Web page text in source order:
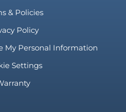
& Policies
Policy
My Personal Information
Settings